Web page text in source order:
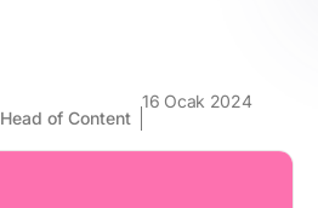
Head of Content
16 Ocak 2024